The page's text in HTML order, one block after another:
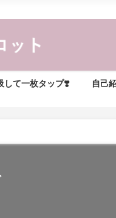
して一枚タップ❣️ 自己